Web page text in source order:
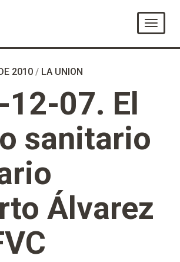
Menú
2010 / LA UNION
07. El
sanitario
Álvarez